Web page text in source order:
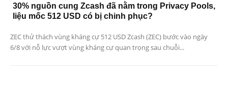
30% nguồn cung Zcash đã nằm trong Privacy Pools,
liệu mốc 512 USD có bị chinh phục?
ZEC thử thách vùng kháng cự 512 USD Zcash (ZEC) bước vào ngày
6/8 với nỗ lực vượt vùng kháng cự quan trọng sau chuỗi...